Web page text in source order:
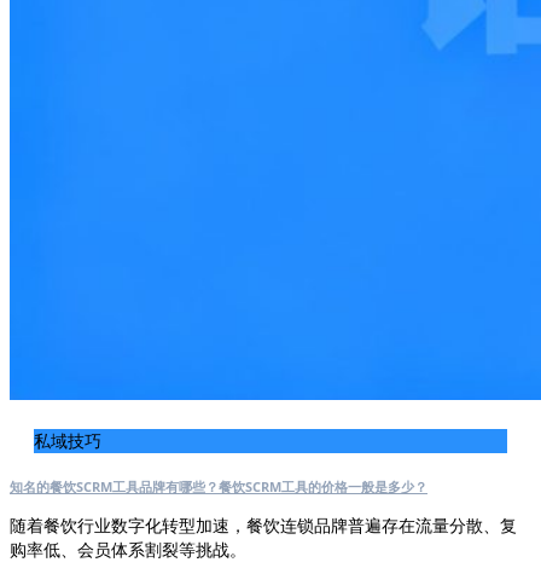
私域技巧
知名的餐饮SCRM工具品牌有哪些？餐饮SCRM工具的价格一般是多少？
随着餐饮行业数字化转型加速，餐饮连锁品牌普遍存在流量分散、复
购率低、会员体系割裂等挑战。